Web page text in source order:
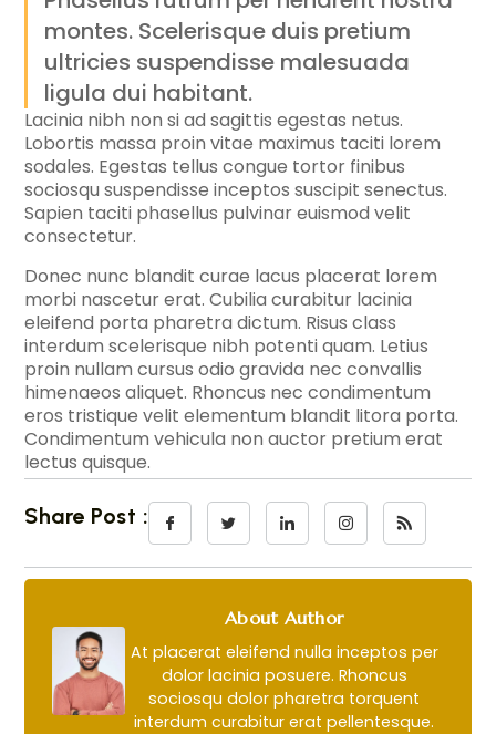
montes. Scelerisque duis pretium
ultricies suspendisse malesuada
ligula dui habitant.
Lacinia nibh non si ad sagittis egestas netus.
Lobortis massa proin vitae maximus taciti lorem
sodales. Egestas tellus congue tortor finibus
sociosqu suspendisse inceptos suscipit senectus.
Sapien taciti phasellus pulvinar euismod velit
consectetur.
Donec nunc blandit curae lacus placerat lorem
morbi nascetur erat. Cubilia curabitur lacinia
eleifend porta pharetra dictum. Risus class
interdum scelerisque nibh potenti quam. Letius
proin nullam cursus odio gravida nec convallis
himenaeos aliquet. Rhoncus nec condimentum
eros tristique velit elementum blandit litora porta.
Condimentum vehicula non auctor pretium erat
lectus quisque.
Share Post :
About Author
At placerat eleifend nulla inceptos per
dolor lacinia posuere. Rhoncus
sociosqu dolor pharetra torquent
interdum curabitur erat pellentesque.